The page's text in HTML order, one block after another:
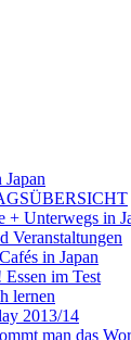
+ Unterwegs in
Veranstaltungen
in Japan
Essen im Test
lernen
2013/14
man das